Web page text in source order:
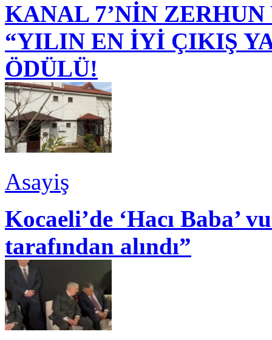
KANAL 7’NİN
“YILIN EN İYİ ÇIKIŞ
ÖDÜLÜ!
Asayiş
Kocaeli’de ‘Hacı Baba’
tarafından alındı”